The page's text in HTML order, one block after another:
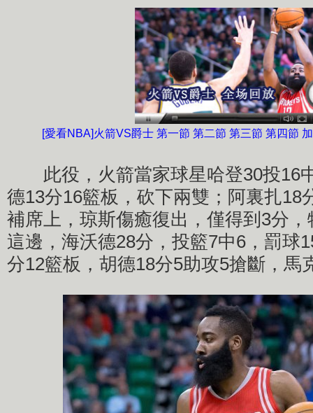
[愛看NBA]火箭VS爵士 第一節 第二節 第三節 第四節
此役，火箭當家球星哈登30投16
德13分16籃板，砍下兩雙；阿裏扎18
補席上，琼斯傷癒復出，僅得到3分
這邊，海沃德28分，投籃7中6，罰球
分12籃板，胡德18分5助攻5搶斷，馬